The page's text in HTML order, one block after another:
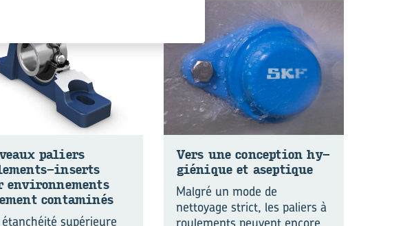
pa­liers
​inserts
en­vi­ron­ne­ments
conta­mi­nés
supérieure
Vers une concep­tion hy­
gié­nique et asep­tique
Malgré un mode de
nettoyage strict, les paliers à